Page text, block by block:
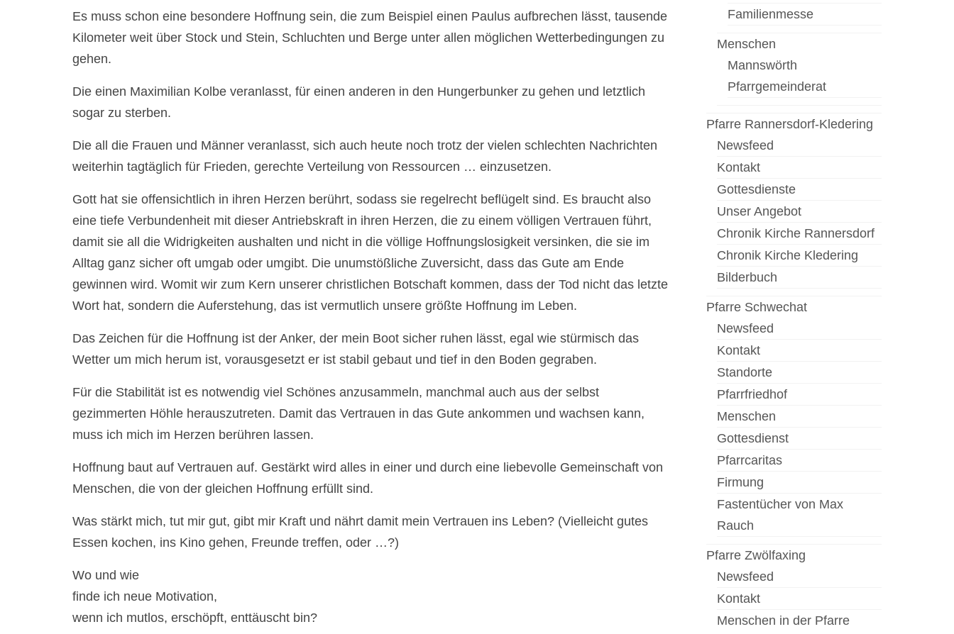
Es muss schon eine besondere Hoffnung sein, die zum Beispiel einen Paulus aufbrechen lässt, tausende
Kilometer weit über Stock und Stein, Schluchten und Berge unter allen möglichen Wetterbedingungen zu
gehen.
Die einen Maximilian Kolbe veranlasst, für einen anderen in den Hungerbunker zu gehen und letztlich
sogar zu sterben.
Die all die Frauen und Männer veranlasst, sich auch heute noch trotz der vielen schlechten Nachrichten
weiterhin tagtäglich für Frieden, gerechte Verteilung von Ressourcen … einzusetzen.
Gott hat sie offensichtlich in ihren Herzen berührt, sodass sie regelrecht beflügelt sind. Es braucht also
eine tiefe Verbundenheit mit dieser Antriebskraft in ihren Herzen, die zu einem völligen Vertrauen führt,
damit sie all die Widrigkeiten aushalten und nicht in die völlige Hoffnungslosigkeit versinken, die sie im
Alltag ganz sicher oft umgab oder umgibt. Die unumstößliche Zuversicht, dass das Gute am Ende
gewinnen wird. Womit wir zum Kern unserer christlichen Botschaft kommen, dass der Tod nicht das letzte
Wort hat, sondern die Auferstehung, das ist vermutlich unsere größte Hoffnung im Leben.
Das Zeichen für die Hoffnung ist der Anker, der mein Boot sicher ruhen lässt, egal wie stürmisch das
Wetter um mich herum ist, vorausgesetzt er ist stabil gebaut und tief in den Boden gegraben.
Für die Stabilität ist es notwendig viel Schönes anzusammeln, manchmal auch aus der selbst
gezimmerten Höhle herauszutreten. Damit das Vertrauen in das Gute ankommen und wachsen kann,
muss ich mich im Herzen berühren lassen.
Hoffnung baut auf Vertrauen auf. Gestärkt wird alles in einer und durch eine liebevolle Gemeinschaft von
Menschen, die von der gleichen Hoffnung erfüllt sind.
Was stärkt mich, tut mir gut, gibt mir Kraft und nährt damit mein Vertrauen ins Leben? (Vielleicht gutes
Essen kochen, ins Kino gehen, Freunde treffen, oder …?)
Wo und wie
finde ich neue Motivation,
wenn ich mutlos, erschöpft, enttäuscht bin?
Familienmesse
Menschen
Mannswörth
Pfarrgemeinderat
Pfarre Rannersdorf-Kledering
Newsfeed
Kontakt
Gottesdienste
Unser Angebot
Chronik Kirche Rannersdorf
Chronik Kirche Kledering
Bilderbuch
Pfarre Schwechat
Newsfeed
Kontakt
Standorte
Pfarrfriedhof
Menschen
Gottesdienst
Pfarrcaritas
Firmung
Fastentücher von Max
Rauch
Pfarre Zwölfaxing
Newsfeed
Kontakt
Menschen in der Pfarre